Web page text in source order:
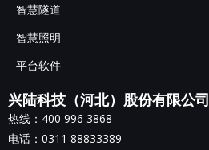
智慧隧道
智慧照明
平台软件
兴陆科技（河北）股份有限公司
热线：400 996 3868
电话：0311 88833389